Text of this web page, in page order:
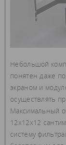
Небольшой
понятен даже
экраном и
осуществлять
Максимальный
12х12х12
систему